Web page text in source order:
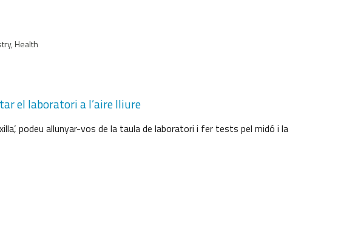
Health
el laboratori a l’aire lliure
podeu allunyar-vos de la taula de laboratori i fer tests pel midó i la